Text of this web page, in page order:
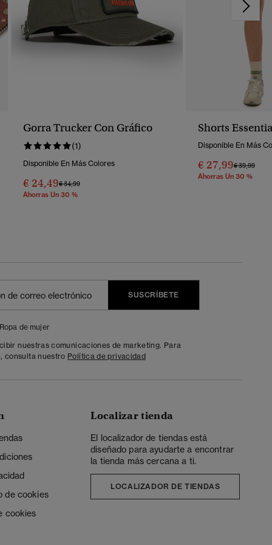
Gorra Trucker Con Gráfico
(1)
Disponible En Más Colores
€ 24,49Precio Rebajado De
€ 34,99A
Ahorras Un 30 %
Shorts
Disponible En Más
€ 27,99Precio
€ 39,99A
Ahorras Un 30 %
SUSCRÍBETE
de mujer
nuestras comunicaciones de marketing. Para
consulta nuestro Política de privacidad
de cookies
cookies
Localizar tienda
El localizador de tiendas está
diseñado para ayudarte a encontrar
la tienda más cercana a ti.
LOCALIZADOR DE TIENDAS